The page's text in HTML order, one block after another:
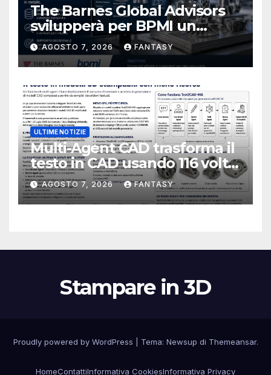
The Barnes Global Advisors
svilupperà per BPMI un
database per la stampa 3D
metallica destinata alla filiera
navale statunitense
AGOSTO 7, 2026 FANTASY
ULTIME NOTIZIE
Multi-Agent CAD trasforma il
testo in CAD usando 116 volte
meno token
AGOSTO 7, 2026 FANTASY
Stampare in 3D
Proudly powered by WordPress Tema: Newsup di Themeansar.
HomeContattiInformativa CookiesInformativa Privacy